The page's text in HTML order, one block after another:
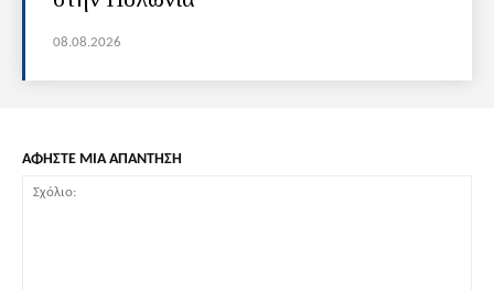
08.08.2026
ΑΦΗΣΤΕ ΜΙΑ ΑΠΑΝΤΗΣΗ